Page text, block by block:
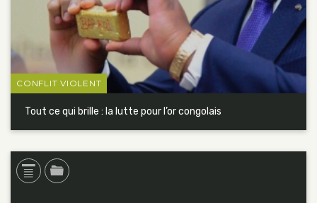
Tout ce qui brille : la lutte pour l’or congolais
CONFLIT VIOLENT